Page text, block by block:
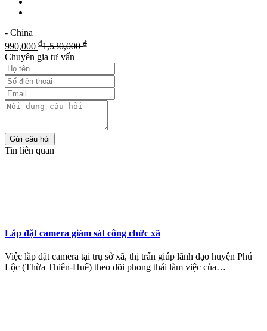
- China
990,000 ₫1,530,000₫
Chuyên gia tư vấn
Gửi câu hỏi
Tin liên quan
Lắp đặt camera giám sát công chức xã
Việc lắp đặt camera tại trụ sở xã, thị trấn giúp lãnh đạo huyện Phú
Lộc (Thừa Thiên-Huế) theo dõi phong thái làm việc của…